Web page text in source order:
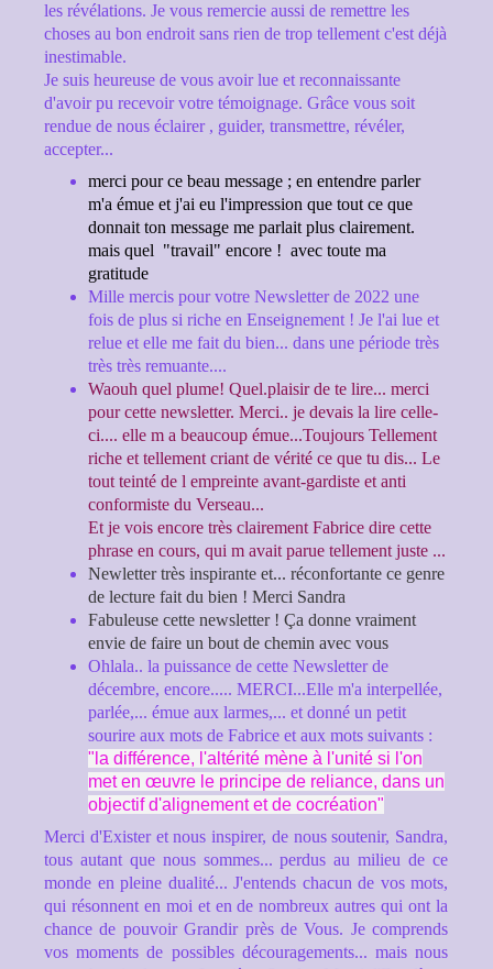
les révélations. Je vous remercie aussi de remettre les
choses au bon endroit sans rien de trop tellement c'est déjà
inestimable.
Je suis heureuse de vous avoir lue et reconnaissante
d'avoir pu recevoir votre témoignage. Grâce vous soit
rendue de nous éclairer , guider, transmettre, révéler,
accepter...
merci pour ce beau message ; en entendre parler
m'a émue et j'ai eu l'impression que tout ce que
donnait ton message me parlait plus clairement.
mais quel "travail" encore ! avec toute ma
gratitude
Mille mercis pour votre Newsletter de 2022 une
fois de plus si riche en Enseignement ! Je l'ai lue et
relue et elle me fait du bien... dans une période très
très très remuante....
Waouh quel plume! Quel.plaisir de te lire... merci
pour cette newsletter. Merci.. je devais la lire celle-
ci.... elle m a beaucoup émue...Toujours Tellement
riche et tellement criant de vérité ce que tu dis... Le
tout teinté de l empreinte avant-gardiste et anti
conformiste du Verseau...
Et je vois encore très clairement Fabrice dire cette
phrase en cours, qui m avait parue tellement juste ...
Newletter très inspirante et... réconfortante ce genre
de lecture fait du bien ! Merci Sandra
Fabuleuse cette newsletter ! Ça donne vraiment
envie de faire un bout de chemin avec vous
Ohlala.. la puissance de cette Newsletter de
décembre, encore..... MERCI...Elle m'a interpellée,
parlée,... émue aux larmes,... et donné un petit
sourire aux mots de Fabrice et aux mots suivants :
"la différence, l'altérité mène à l'unité si l'on
met en œuvre le principe de reliance, dans un
objectif d'alignement et de cocréation"
Merci d'Exister et nous inspirer, de nous soutenir, Sandra,
tous autant que nous sommes... perdus au milieu de ce
monde en pleine dualité... J'entends chacun de vos mots,
qui résonnent en moi et en de nombreux autres qui ont la
chance de pouvoir Grandir près de Vous. Je comprends
vos moments de possibles découragements... mais nous